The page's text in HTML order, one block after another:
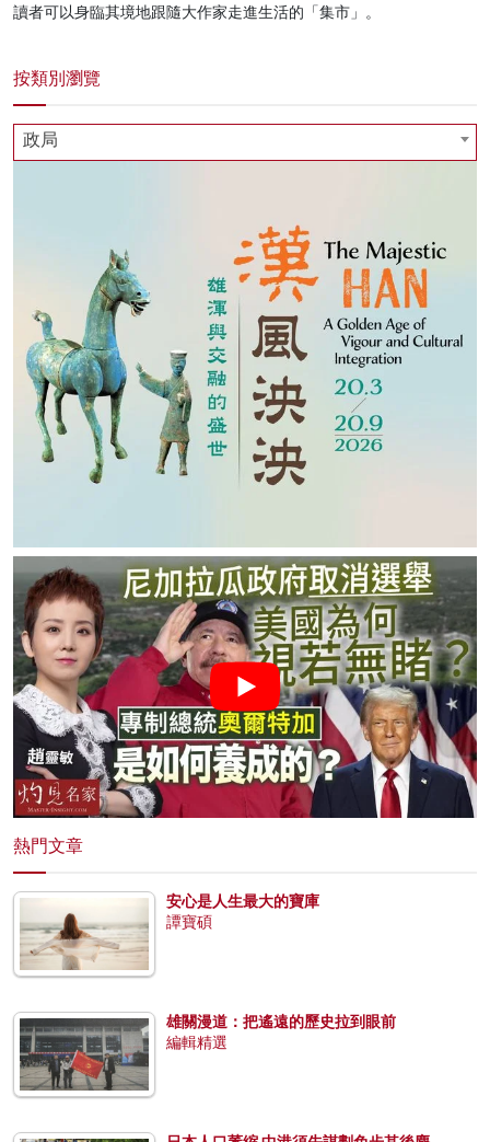
讀者可以身臨其境地跟隨大作家走進生活的「集市」。
按類別瀏覽
政局
熱門文章
安心是人生最大的寶庫
譚寶碩
雄關漫道：把遙遠的歷史拉到眼前
編輯精選